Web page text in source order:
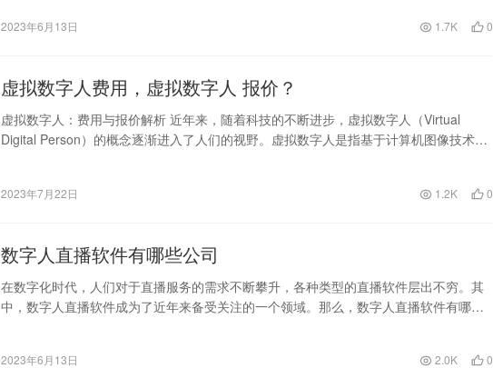
2023年6月13日 1.7K 0
虚拟数字人费用，虚拟数字人 报价？
虚拟数字人：费用与报价解析 近年来，随着科技的不断进步，虚拟数字人（Virtual
Digital Person）的概念逐渐进入了人们的视野。虚拟数字人是指基于计算机图像技术和
2023年7月22日 1.2K 0
数字人直播软件有哪些公司
在数字化时代，人们对于直播服务的需求不断攀升，各种类型的直播软件层出不穷。其
中，数字人直播软件成为了近年来备受关注的一个领域。那么，数字人直播软件有哪些
2023年6月13日 2.0K 0